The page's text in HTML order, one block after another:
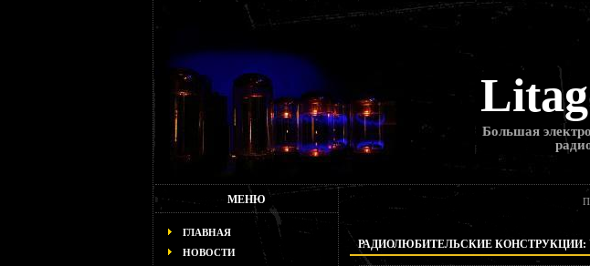
Большая
МЕНЮ
ГЛАВНАЯ
НОВОСТИ
РАДИОЛЮБИТЕЛЬСКИЕ КОНСТРУКЦИИ: